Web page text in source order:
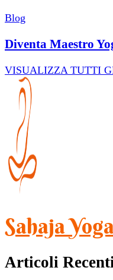
Blog
Diventa Maestro
VISUALIZZA TUTTI
Sahaja
Articoli